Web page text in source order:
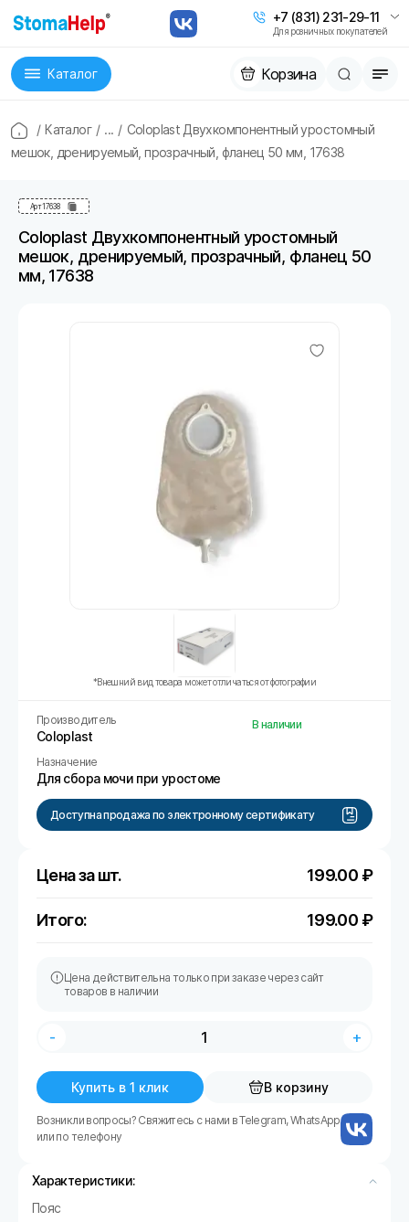
+7 (831) 231-29-11
Для розничных покупателей
Каталог Корзина
/ Каталог / ... / Coloplast Двухкомпонентный уростомный
мешок, дренируемый, прозрачный, фланец 50 мм, 17638
Арт17638
Coloplast Двухкомпонентный уростомный
мешок, дренируемый, прозрачный, фланец 50
мм, 17638
*Внешний вид товара может отличаться от фотографии
Производитель
Coloplast
Назначение
Для сбора мочи при уростоме
В наличии
Доступна продажа по электронному сертификату
Цена за шт. 199.00 ₽
Итого: 199.00 ₽
Цена действительна только при заказе через сайт
товаров в наличии
- +
Купить в 1 клик В корзину
Возникли вопросы? Свяжитесь с нами в Telegram, WhatsApp
или по телефону
Характеристики:
Пояс